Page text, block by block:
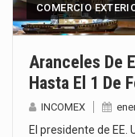
COMERCIO
Aranceles De
Hasta El 1 De
INCOMEX
El presidente de EE.